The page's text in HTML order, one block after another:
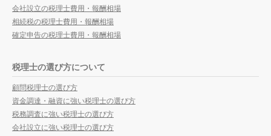
会社設立の税理士費用・報酬相場
相続税の税理士費用・報酬相場
確定申告の税理士費用・報酬相場
税理士の選び方について
顧問税理士の選び方
資金調達・融資に強い税理士の選び方
税務調査に強い税理士の選び方
会社設立に強い税理士の選び方